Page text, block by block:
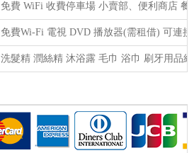
免費 WiFi 收費停車場 小賣部、便利商店
免費Wi-Fi 電視 DVD 播放器(需租借) 可連
洗髮精 潤絲精 沐浴露 毛巾 浴巾 刷牙用品